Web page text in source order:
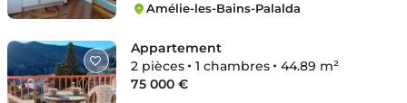
Amélie-les-Bains-Palalda
Appartement
2 pièces
1 chambres
44.89 m²
75 000 €